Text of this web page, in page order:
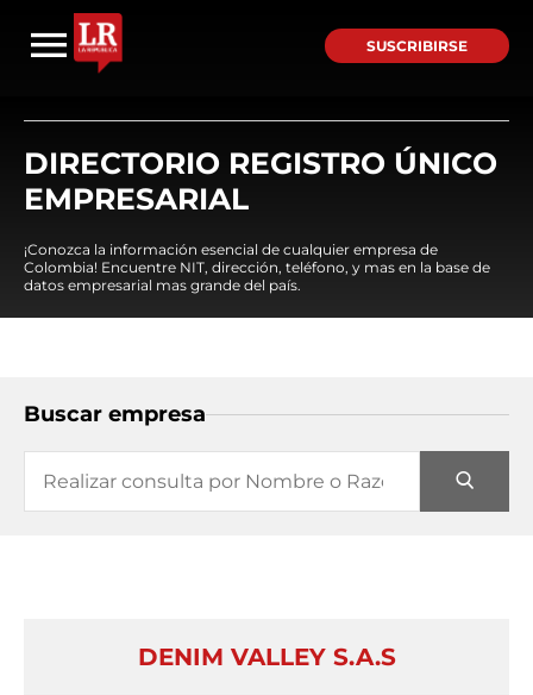
SUSCRIBIRSE
DIRECTORIO REGISTRO ÚNICO
EMPRESARIAL
¡Conozca la información esencial de cualquier empresa de
Colombia! Encuentre NIT, dirección, teléfono, y mas en la base de
datos empresarial mas grande del país.
Buscar empresa
DENIM VALLEY S.A.S